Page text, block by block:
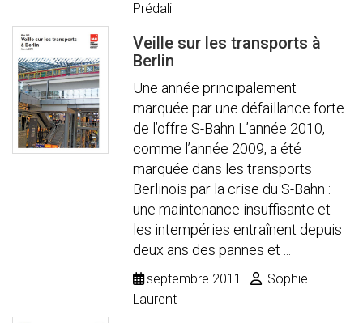
Prédali
Veille sur les transports à
Berlin
Une année principalement
marquée par une défaillance forte
de l’offre S-Bahn L’année 2010,
comme l’année 2009, a été
marquée dans les transports
Berlinois par la crise du S-Bahn :
une maintenance insuffisante et
les intempéries entraînent depuis
deux ans des pannes et ...
septembre 2011
Sophie
Laurent